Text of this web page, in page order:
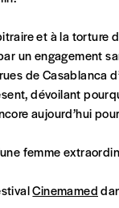
financièrement à
et à la torture
un engagement
de Casablanca
dévoilant
aujourd’hui
femme
Cinemamed